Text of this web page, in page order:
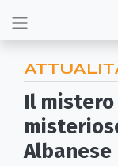
Il
Albanese